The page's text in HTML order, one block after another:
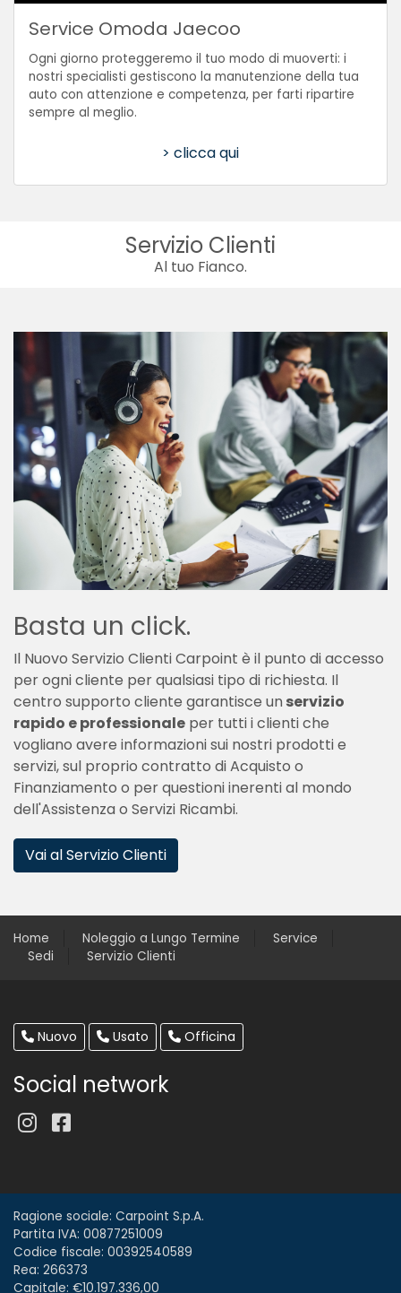
Service Omoda Jaecoo
Ogni giorno proteggeremo il tuo modo di muoverti: i
nostri specialisti gestiscono la manutenzione della tua
auto con attenzione e competenza, per farti ripartire
sempre al meglio.
> clicca qui
Servizio Clienti
Al tuo Fianco.
Basta un click.
Il Nuovo Servizio Clienti Carpoint è il punto di accesso
per ogni cliente per qualsiasi tipo di richiesta. Il
centro supporto cliente garantisce un servizio
rapido e professionale per tutti i clienti che
vogliano avere informazioni sui nostri prodotti e
servizi, sul proprio contratto di Acquisto o
Finanziamento o per questioni inerenti al mondo
dell'Assistenza o Servizi Ricambi.
Vai al Servizio Clienti
Home Noleggio a Lungo Termine
Service
Sedi
Servizio Clienti
Nuovo Usato Officina
Social network
Ragione sociale: Carpoint S.p.A.
Partita IVA: 00877251009
Codice fiscale: 00392540589
Rea: 266373
Capitale: €10.197.336,00